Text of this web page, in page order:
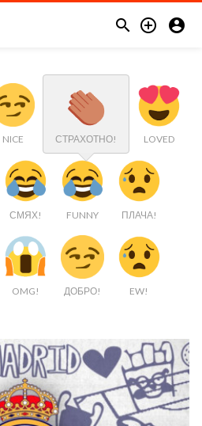
  
NICE СТРАХОТНО! LOVED
СМЯХ! FUNNY ПЛАЧА!
OMG! ДОБРО! EW!